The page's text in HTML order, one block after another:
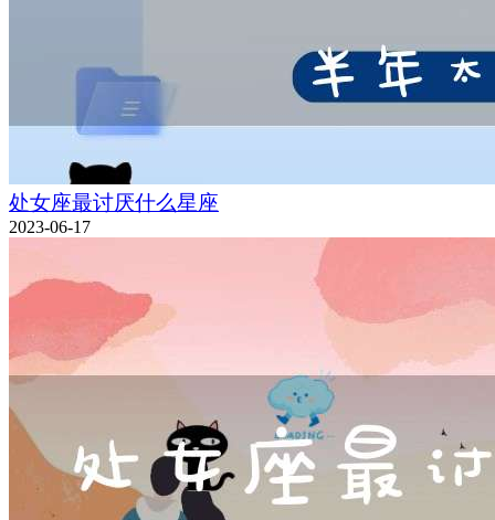
处女座最讨厌什么星座
2023-06-17